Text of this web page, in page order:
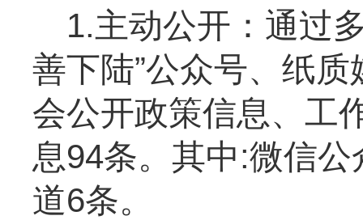
1.主动公开：通过
善下陆”公众号、纸
会公开政策信息、工
息94条。其中:微信公
道6条。